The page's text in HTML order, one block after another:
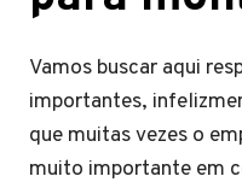
Vamos buscar aqui
importantes,
que muitas vezes o
muito importante em